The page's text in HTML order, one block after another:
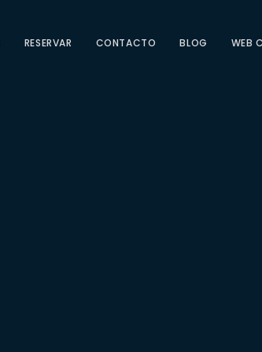
RESERVAR CONTACTO BLOG WEB